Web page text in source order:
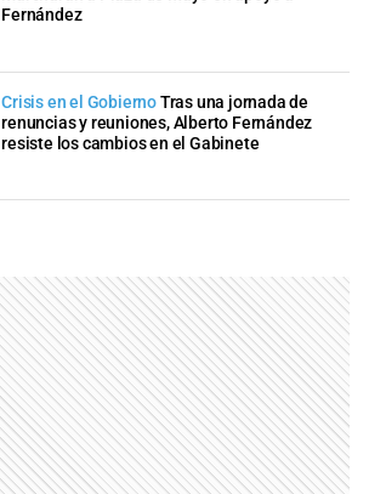
Fernández
Crisis en el GobiernoTras una jornada de
renuncias y reuniones, Alberto Fernández
resiste los cambios en el Gabinete